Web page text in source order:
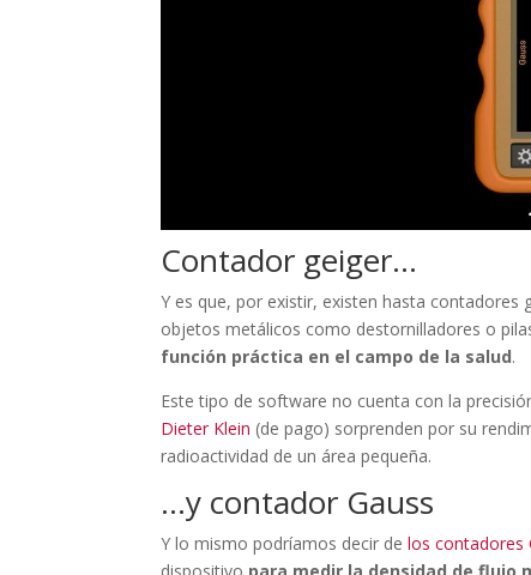
Contador geiger…
Y es que, por existir, existen hasta
objetos metálicos como destornilladores o
función práctica en el campo de la salud.
Este tipo de software no cuenta con la
Dieter Klein (de pago) sorprenden por su
radioactividad de un área pequeña.
…y contador Gauss
Y lo mismo podríamos decir delos contadores
dispositivo para medir la densidad de flujo